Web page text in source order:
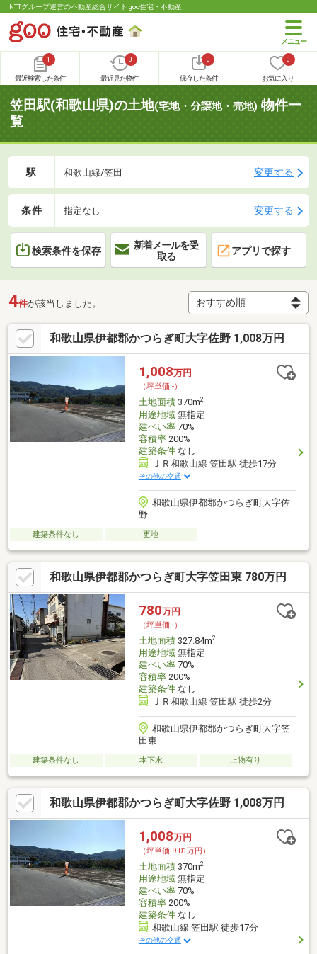
NTTグループ運営の不動産総合サイト goo住宅・不動産
1
最近検索した条件
0
最近見た物件
0
保存した条件
0
お気に入り
笠田駅(和歌山県)の土地(宅地・分譲地・売地) 物件一
覧
駅 和歌山線/笠田 変更する
条件 指定なし 変更する
検索条件を保存
新着メールを受
取る
アプリで探す
4件が該当しました。
和歌山県伊都郡かつらぎ町大字佐野 1,008万円
1,008万円
（坪単価:-）
土地面積370m2
用途地域無指定
建ぺい率70%
容積率200%
建築条件なし
ＪＲ和歌山線 笠田駅 徒歩17分
その他の交通
和歌山県伊都郡かつらぎ町大字佐
野
建築条件なし 更地
和歌山県伊都郡かつらぎ町大字笠田東 780万円
780万円
（坪単価:-）
土地面積327.84m2
用途地域無指定
建ぺい率70%
容積率200%
建築条件なし
ＪＲ和歌山線 笠田駅 徒歩2分
和歌山県伊都郡かつらぎ町大字笠
田東
建築条件なし 本下水 上物有り
和歌山県伊都郡かつらぎ町大字佐野 1,008万円
1,008万円
（坪単価:9.01万円）
土地面積370m2
用途地域無指定
建ぺい率70%
容積率200%
建築条件なし
和歌山線 笠田駅 徒歩17分
その他の交通